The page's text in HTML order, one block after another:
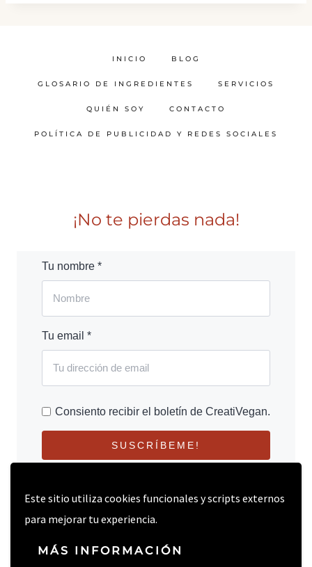
Este sitio utiliza cookies funcionales y scripts externos
para mejorar tu experiencia.
MÁS INFORMACIÓN
INICIO BLOG
GLOSARIO DE INGREDIENTES SERVICIOS
QUIÉN SOY CONTACTO
POLÍTICA DE PUBLICIDAD Y REDES SOCIALES
¡No te pierdas nada!
Tu nombre *
Tu email *
Consiento recibir el boletín de CreatiVegan.
SUSCRÍBEME!